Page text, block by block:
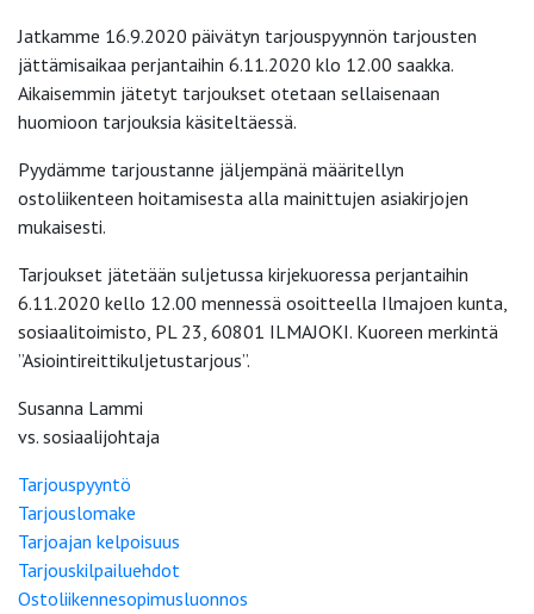
Jatkamme 16.9.2020 päivätyn tarjouspyynnön tarjousten
jättämisaikaa perjantaihin 6.11.2020 klo 12.00 saakka.
Aikaisemmin jätetyt tarjoukset otetaan sellaisenaan
huomioon tarjouksia käsiteltäessä.
Pyydämme tarjoustanne jäljempänä määritellyn
ostoliikenteen hoitamisesta alla mainittujen asiakirjojen
mukaisesti.
Tarjoukset jätetään suljetussa kirjekuoressa perjantaihin
6.11.2020 kello 12.00 mennessä osoitteella Ilmajoen kunta,
sosiaalitoimisto, PL 23, 60801 ILMAJOKI. Kuoreen merkintä
”Asiointireittikuljetustarjous”.
Susanna Lammi
vs. sosiaalijohtaja
Tarjouspyyntö
Tarjouslomake
Tarjoajan kelpoisuus
Tarjouskilpailuehdot
Ostoliikennesopimusluonnos